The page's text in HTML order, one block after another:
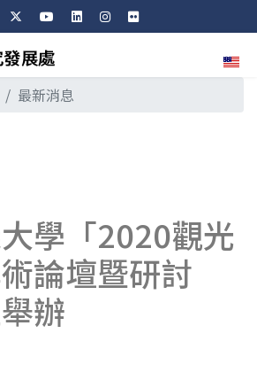
選擇
最新消息
學「2020觀光
論壇暨研討
辦